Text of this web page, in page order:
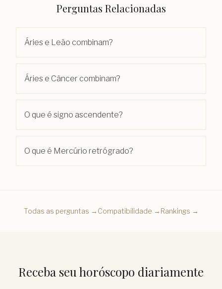
Perguntas Relacionadas
Áries e Leão combinam?
Áries e Câncer combinam?
O que é signo ascendente?
O que é Mercúrio retrógrado?
Todas as perguntas → Compatibilidade → Rankings →
Receba seu horóscopo diariamente